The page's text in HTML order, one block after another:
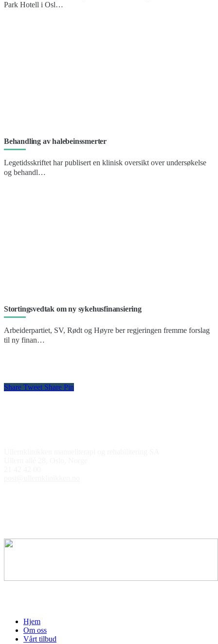
Park Hotell i Osl…
Behandling av halebeinssmerter
Legetidsskriftet har publisert en klinisk oversikt over undersøkelse
og behandl…
Stortingsvedtak om ny sykehusfinansiering
Arbeiderpartiet, SV, Rødt og Høyre ber regjeringen fremme forslag
til ny finan…
Share Tweet Share Pin
Hjem
Om oss
Vårt tilbud